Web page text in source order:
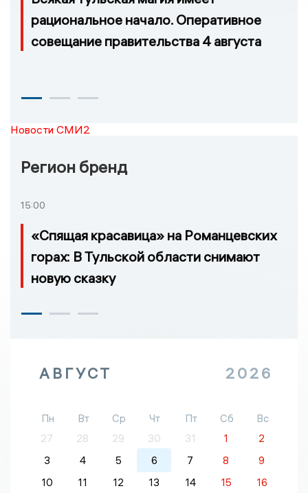
рациональное начало. Оперативное
совещание правительства 4 августа
Новости СМИ2
Регион бренд
15:00
«Спящая красавица» на Романцевских
горах: В Тульской области снимают
новую сказку
АВГУСТ 2026
Пн Вт Ср Чт Пт Сб
Вс
27
28 29 30 31 1
2
3
4 5 6 7 8
9
10
11 12 13 14 15
16